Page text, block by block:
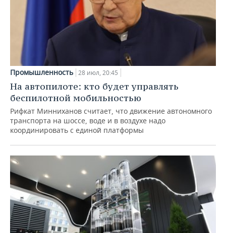
Промышленность 28 июл, 20:45
На автопилоте: кто будет управлять
беспилотной мобильностью
Рифкат Минниханов считает, что движение автономного
транспорта на шоссе, воде и в воздухе надо
координировать с единой платформы